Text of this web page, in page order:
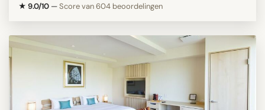
★ 9.0/10 —Score van 604 beoordelingen